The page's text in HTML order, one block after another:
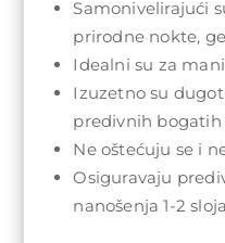
Samonivelirajući
prirodne nokte,
Idealni su za
Izuzetno su
predivnih bogatih
Ne oštećuju se i
Osiguravaju
nanošenja 1-2